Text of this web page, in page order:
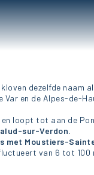
dezelfde naam
Var en de Alpes-de-
loopt tot aan de
sur-Verdon.
met Moustiers-
van 6 tot